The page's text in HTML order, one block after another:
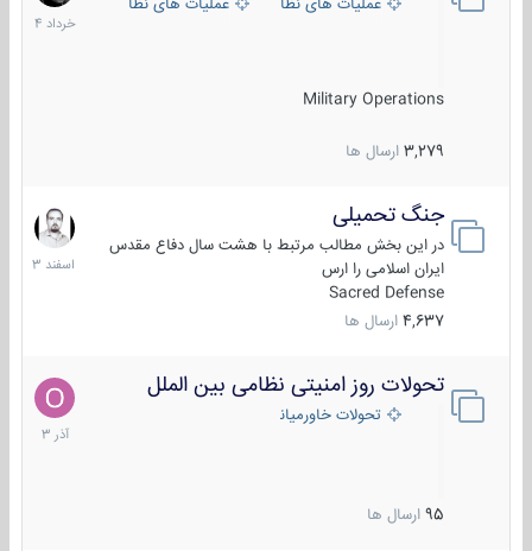
Military Operations
3,279 ارسال ها
1404
جنگ تحمیلی
در این بخش مطالب مرتبط با هشت سال دفاع مقدس
ایران اسلامی را ارس
Sacred Defense
4,637 ارسال ها
20
اسفند
1403
تحولات روز امنیتی نظامی بین الملل
تحولات خاورمیانه
95 ارسال ها
21
آذر
1403